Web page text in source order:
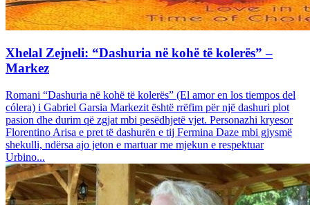
Xhelal Zejneli: “Dashuria në kohë të kolerës” –
Markez
Romani “Dashuria në kohë të kolerës” (El amor en los tiempos del
cólera) i Gabriel Garsia Markezit është rrëfim për një dashuri plot
pasion dhe durim që zgjat mbi pesëdhjetë vjet. Personazhi kryesor
Florentino Arisa e pret të dashurën e tij Fermina Daze mbi gjysmë
shekulli, ndërsa ajo jeton e martuar me mjekun e respektuar
Urbino...